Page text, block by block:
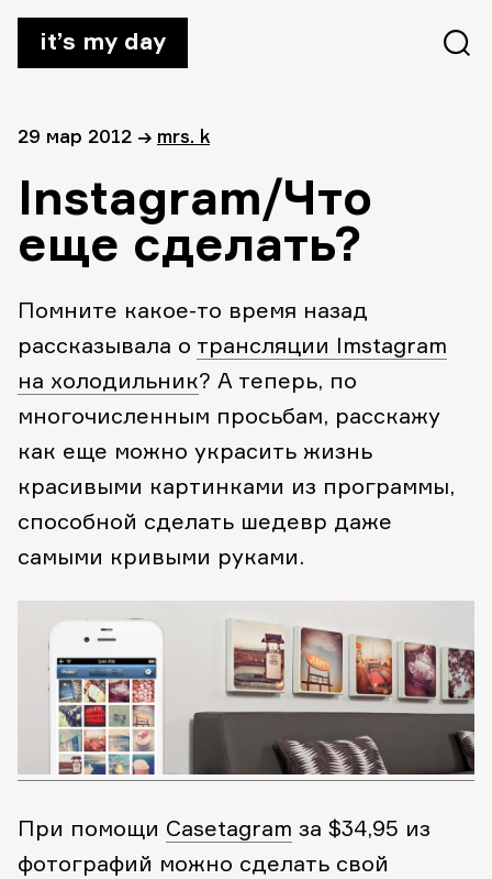
it’s my day
29 мар 2012 → mrs. k
Instagram/Что
еще сделать?
Помните какое-то время назад
рассказывала о трансляции Imstagram
на холодильник? А теперь, по
многочисленным просьбам, расскажу
как еще можно украсить жизнь
красивыми картинками из программы,
способной сделать шедевр даже
самыми кривыми руками.
При помощи Casetagram за $34,95 из
фотографий можно сделать свой